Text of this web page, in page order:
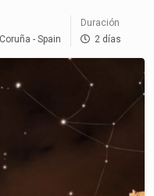
- Spain
Duración
2 días